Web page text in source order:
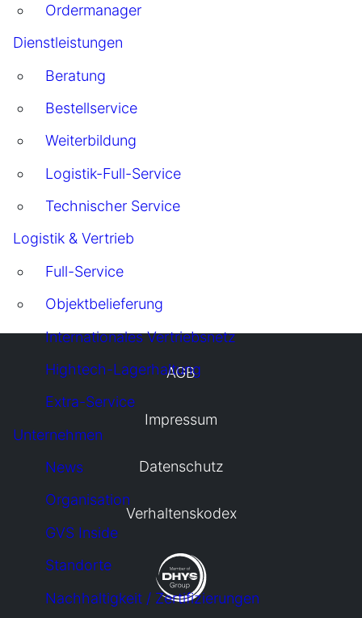
AGB
Impressum
Datenschutz
Verhaltenskodex
Ordermanager
Dienstleistungen
Beratung
Bestellservice
Weiterbildung
Logistik-Full-Service
Technischer Service
Logistik & Vertrieb
Full-Service
Objektbelieferung
Internationales Vertriebsnetz
Hightech-Lagerhaltung
Extra-Service
Unternehmen
News
Organisation
GVS Inside
Standorte
Nachhaltigkeit / Zertifizierungen